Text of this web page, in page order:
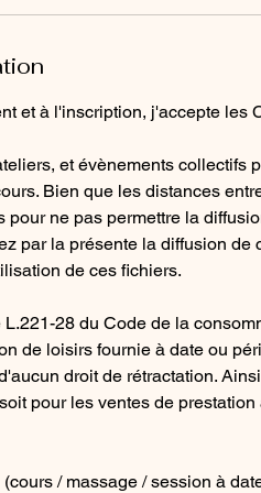
et à l'inscription, j'accepte les
et évènements collectifs
Bien que les distances
pour ne pas permettre la
par la présente la diffusion de
de ces fichiers.
28 du Code de la
de loisirs fournie à date ou
droit de rétractation.
pour les ventes de
/ massage / session à